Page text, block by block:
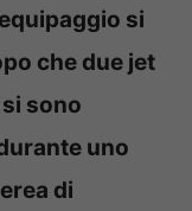
si
che due jet
sono
uno
di